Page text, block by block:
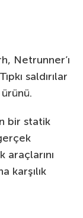
Netrunner’ı
saldırılar
bir statik
karşılık